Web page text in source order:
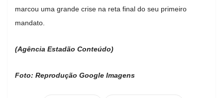
marcou uma grande crise na reta final do seu primeiro
mandato.
(Agência Estadão Conteúdo)
Foto: Reprodução Google Imagens